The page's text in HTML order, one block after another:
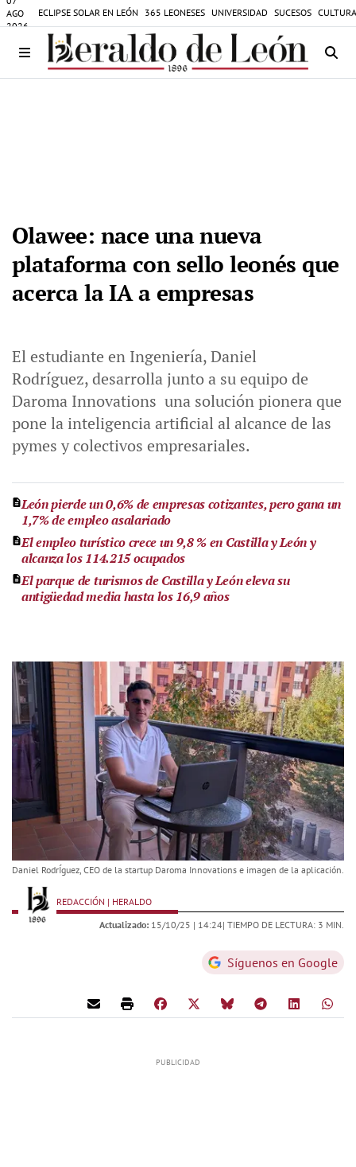
AGO
2026
ECLIPSE SOLAR EN LEÓN 365 LEONESES UNIVERSIDAD SUCESOS
Olawee: nace una nueva
plataforma con sello leonés que
acerca la IA a empresas
El estudiante en Ingeniería, Daniel
Rodríguez, desarrolla junto a su equipo de
Daroma Innovations una solución pionera que
pone la inteligencia artificial al alcance de las
pymes y colectivos empresariales.
León pierde un 0,6% de empresas cotizantes, pero gana un
1,7% de empleo asalariado
El empleo turístico crece un 9,8 % en Castilla y León y
alcanza los 114.215 ocupados
El parque de turismos de Castilla y León eleva su
antigüedad media hasta los 16,9 años
Daniel RodrÍguez, CEO de la startup Daroma Innovations e imagen de la aplicación.
REDACCIÓN | HERALDO
Actualizado: 15/10/25 | 14:24| TIEMPO DE LECTURA: 3 MIN.
Síguenos en Google